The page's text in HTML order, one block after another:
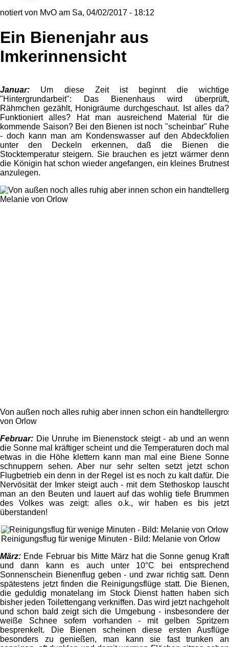
Breadcrumb
notiert von MvO am Sa, 04/02/2017 - 18:12
Ein Bienenjahr aus
Imkerinnensicht
Januar: Um diese Zeit ist beginnt die wichtige
"Hintergrundarbeit": Das Bienenhaus wird überprüft,
Rähmchen gezählt, Honigräume durchgeschaut. Ist alles da?
Funktioniert alles? Hat man ausreichend Material für die
kommende Saison? Bei den Bienen ist noch "scheinbar" Ruhe
- doch kann man am Kondenswasser auf den Abdeckfolien
unter den Deckeln erkennen, daß die Bienen die
Stocktemperatur steigern. Sie brauchen es jetzt wärmer denn
die Königin hat schon wieder angefangen, ein kleines Brutnest
anzulegen.
Von außen noch alles ruhig aber innen schon ein
von Orlow
Februar: Die Unruhe im Bienenstock steigt - ab und an wenn
die Sonne mal kräftiger scheint und die Temperaturen doch mal
etwas in die Höhe klettern kann man mal eine Biene Sonne
schnuppern sehen. Aber nur sehr selten setzt jetzt schon
Flugbetrieb ein denn in der Regel ist es noch zu kalt dafür. Die
Nervösität der Imker steigt auch - mit dem Stethoskop lauscht
man an den Beuten und lauert auf das wohlig tiefe Brummen
des Volkes was zeigt: alles o.k., wir haben es bis jetzt
überstanden!
Reinigungsflug für wenige Minuten - Bild: Melanie von Orlow
März: Ende Februar bis Mitte März hat die Sonne genug Kraft
und dann kann es auch unter 10°C bei entsprechend
Sonnenschein Bienenflug geben - und zwar richtig satt. Denn
spätestens jetzt finden die Reinigungsflüge statt. Die Bienen,
die geduldig monatelang im Stock Dienst hatten haben sich
bisher jeden Toilettengang verkniffen. Das wird jetzt nachgeholt
und schon bald zeigt sich die Umgebung - insbesondere der
weiße Schnee sofern vorhanden - mit gelben Spritzern
besprenkelt. Die Bienen scheinen diese ersten Ausflüge
besonders zu genießen, man kann sie fast trunken an